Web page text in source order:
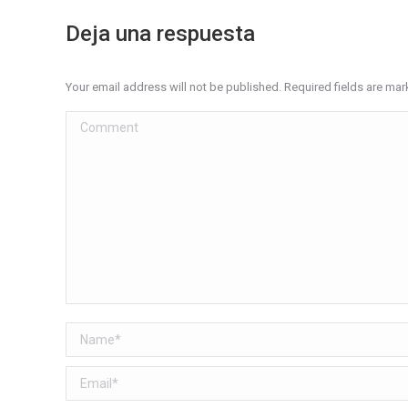
Deja una respuesta
Your email address will not be published. Required fields are
Comment
Name *
Email *